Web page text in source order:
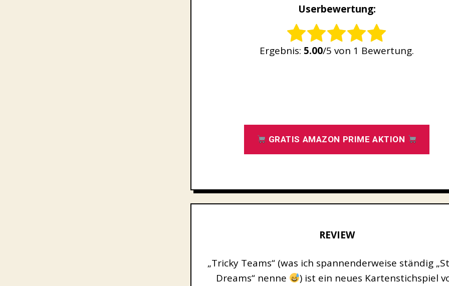
Userbewertung:
Rate this item:
SUBMIT RATING
Ergebnis: 5.00/5 von 1 Bewertung.
GRATIS AMAZON PRIME AKTION
REVIEW
„Tricky Teams“ (was ich spannenderweise ständig
Dreams“ nenne
) ist ein neues Kartenstichspiel